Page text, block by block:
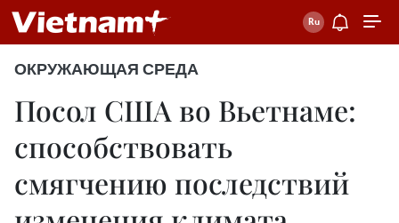
ОКРУЖАЮЩАЯ СРЕДА
Посол США во Вьетнаме:
способствовать
смягчению последствий